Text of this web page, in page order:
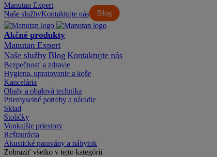
Manutan Expert
Naše služby
Blog
Kontaktujte nás
Akčné produkty
Manutan Expert
Naše služby Blog Kontaktujte nás
Bezpečnosť a zdravie
Hygiena, upratovanie a koše
Kancelária
Obaly a obalová technika
Priemyselné potreby a náradie
Sklad
Stoličky
Vonkajšie priestory
Reštaurácia
Akustické paravány a nábytok
Zobraziť všetko v tejto kategórii